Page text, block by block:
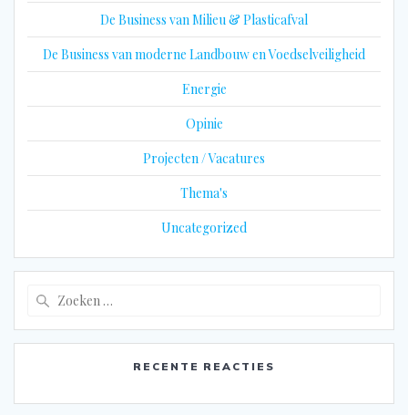
De Business van Milieu & Plasticafval
De Business van moderne Landbouw en Voedselveiligheid
Energie
Opinie
Projecten / Vacatures
Thema's
Uncategorized
RECENTE REACTIES